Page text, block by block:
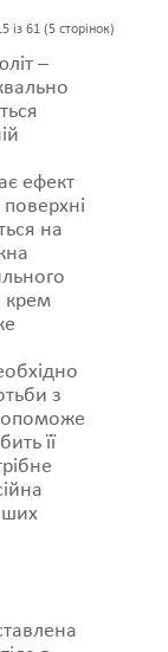
із 61 (5 сторінок)
–
ефект
поверхні
на
крем
з
її